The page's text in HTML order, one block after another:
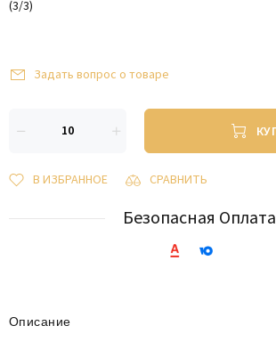
(3/3)
Задать вопрос о товаре
В ИЗБРАННОЕ СРАВНИТЬ
Безопасная Оплата
Описание